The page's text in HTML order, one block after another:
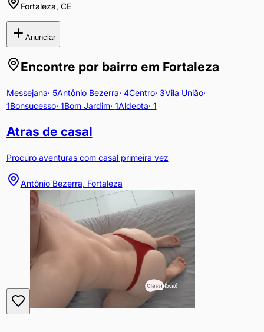
Fortaleza, CE
Anunciar
Encontre por bairro em Fortaleza
Messejana· 5Antônio Bezerra· 4Centro· 3Vila União·
1Bonsucesso· 1Bom Jardim· 1Aldeota· 1
Atras de casal
Procuro aventuras com casal primeira vez
Antônio Bezerra, Fortaleza